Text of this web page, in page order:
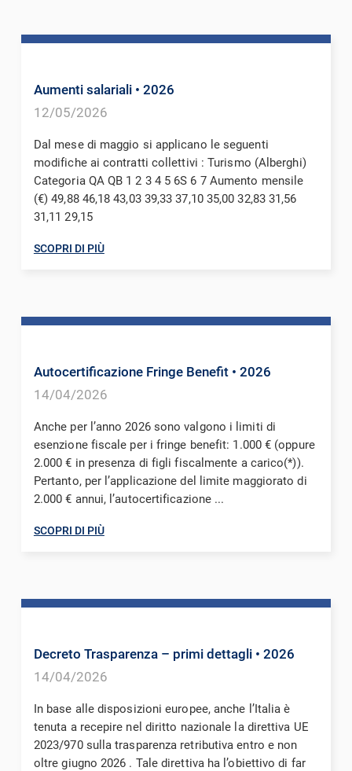
Aumenti salariali • 2026
12/05/2026
Dal mese di maggio si applicano le seguenti
modifiche ai contratti collettivi : Turismo (Alberghi)
Categoria QA QB 1 2 3 4 5 6S 6 7 Aumento mensile
(€) 49,88 46,18 43,03 39,33 37,10 35,00 32,83 31,56
31,11 29,15
SCOPRI DI PIÙ
Autocertificazione Fringe Benefit • 2026
14/04/2026
Anche per l’anno 2026 sono valgono i limiti di
esenzione fiscale per i fringe benefit: 1.000 € (oppure
2.000 € in presenza di figli fiscalmente a carico(*)).
Pertanto, per l’applicazione del limite maggiorato di
2.000 € annui, l’autocertificazione ...
SCOPRI DI PIÙ
Decreto Trasparenza – primi dettagli • 2026
14/04/2026
In base alle disposizioni europee, anche l’Italia è
tenuta a recepire nel diritto nazionale la direttiva UE
2023/970 sulla trasparenza retributiva entro e non
oltre giugno 2026 . Tale direttiva ha l’obiettivo di far